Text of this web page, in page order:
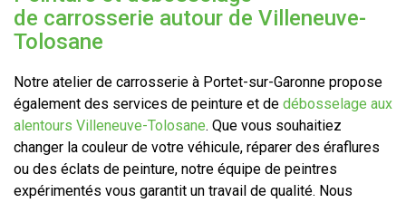
de carrosserie autour de Villeneuve-
Tolosane
Notre atelier de carrosserie à Portet-sur-Garonne propose
également des services de peinture et de débosselage aux
alentours Villeneuve-Tolosane. Que vous souhaitiez
changer la couleur de votre véhicule, réparer des éraflures
ou des éclats de peinture, notre équipe de peintres
expérimentés vous garantit un travail de qualité. Nous